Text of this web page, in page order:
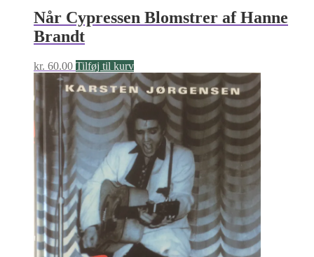
Når Cypressen Blomstrer af Hanne
Brandt
kr. 60.00 Tilføj til kurv